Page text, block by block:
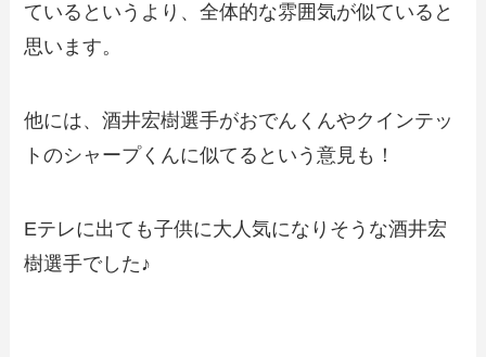
ているというより、全体的な雰囲気が似ていると
思います。
他には、酒井宏樹選手がおでんくんやクインテッ
トのシャープくんに似てるという意見も！
Eテレに出ても子供に大人気になりそうな酒井宏
樹選手でした♪